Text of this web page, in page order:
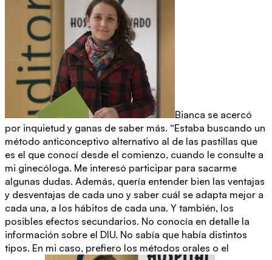
Bianca se acercó
por inquietud y ganas de saber más. “Estaba buscando un
método anticonceptivo alternativo al de las pastillas que
es el que conocí desde el comienzo, cuando le consulte a
mi ginecóloga. Me interesó participar para sacarme
algunas dudas. Además, quería entender bien las ventajas
y desventajas de cada uno y saber cuál se adapta mejor a
cada una, a los hábitos de cada una. Y también, los
posibles efectos secundarios. No conocía en detalle la
información sobre el DIU. No sabía que había distintos
tipos. En mi caso, prefiero los métodos orales o el